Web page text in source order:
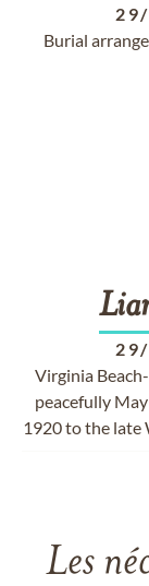
Burial
Virginia Beach-
peacefully
1920 to the late
Les